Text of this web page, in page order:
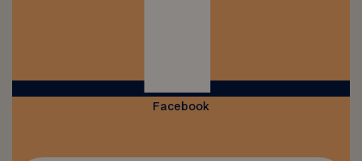
Facebook